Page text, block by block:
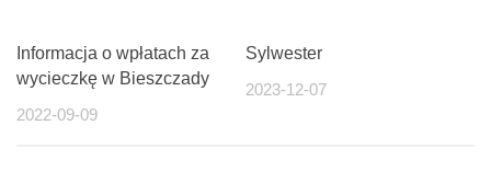
Informacja o wpłatach za
wycieczkę w Bieszczady
2022-09-09
Sylwester
2023-12-07